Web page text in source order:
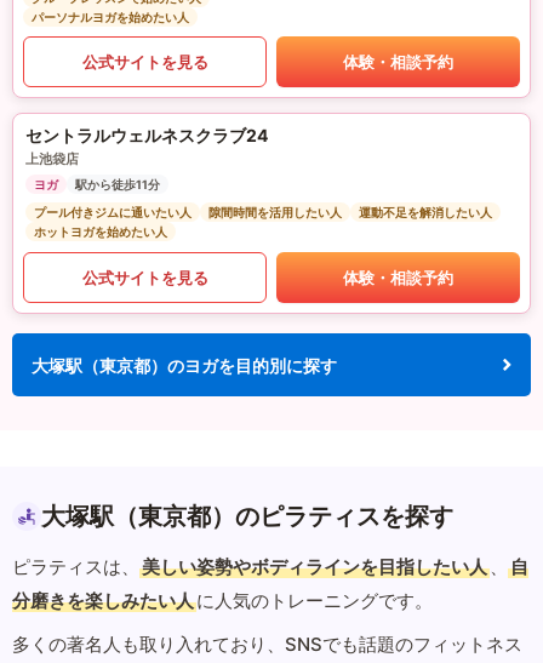
パーソナルヨガを始めたい人
公式サイトを見る 体験・相談予約
セントラルウェルネスクラブ24
上池袋店
ヨガ
駅から徒歩11分
プール付きジムに通いたい人
隙間時間を活用したい人
運動不足を解消したい人
ホットヨガを始めたい人
公式サイトを見る 体験・相談予約
大塚駅（東京都）のヨガを目的別に探す
大塚駅（東京都）のピラティスを探す
ピラティスは、 美しい姿勢やボディラインを目指したい人 、
自
分磨きを楽しみたい人に人気のトレーニングです。
多くの著名人も取り入れており、SNSでも話題のフィットネス